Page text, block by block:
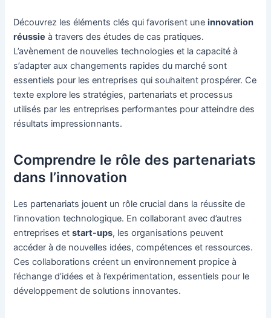
Découvrez les éléments clés qui favorisent uneinnovation
réussie à travers des études de cas pratiques.
L’avènement de nouvelles technologies et la capacité à
s’adapter aux changements rapides du marché sont
essentiels pour les entreprises qui souhaitent prospérer. Ce
texte explore les stratégies, partenariats et processus
utilisés par les entreprises performantes pour atteindre des
résultats impressionnants.
Comprendre le rôle des partenariats
dans l’innovation
Les partenariats jouent un rôle crucial dans la réussite de
l’innovation technologique. En collaborant avec d’autres
entreprises etstart-ups, les organisations peuvent
accéder à de nouvelles idées, compétences et ressources.
Ces collaborations créent un environnement propice à
l’échange d’idées et à l’expérimentation, essentiels pour le
développement de solutions innovantes.